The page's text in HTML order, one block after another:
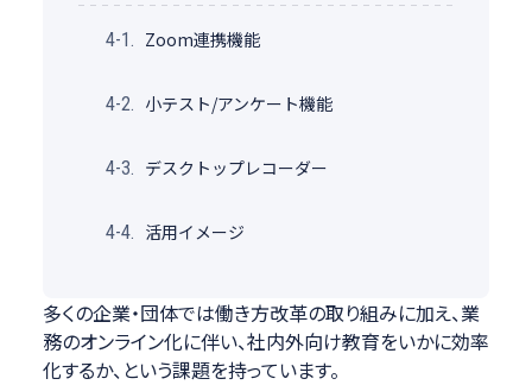
4-1. Zoom連携機能
4-2. 小テスト/アンケート機能
4-3. デスクトップレコーダー
4-4. 活用イメージ
多くの企業・団体では働き方改革の取り組みに加え、業
務のオンライン化に伴い、社内外向け教育をいかに効率
化するか、という課題を持っています。